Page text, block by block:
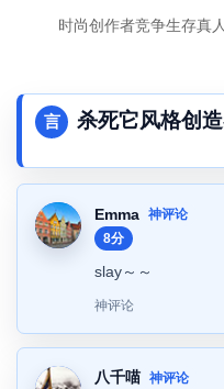
时尚创作者竞争生存真
言 杀死它风格创
Emma 神评论
8分
slay～～
神评论
八千喵 神评论